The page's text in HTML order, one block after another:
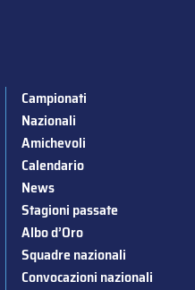
Campionati
Nazionali
Amichevoli
Calendario
News
Stagioni passate
Albo d’Oro
Squadre nazionali
Convocazioni nazionali